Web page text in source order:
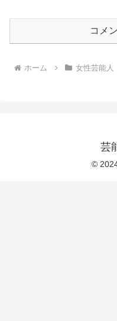
コメ
ホーム 女性芸能人
芸
©